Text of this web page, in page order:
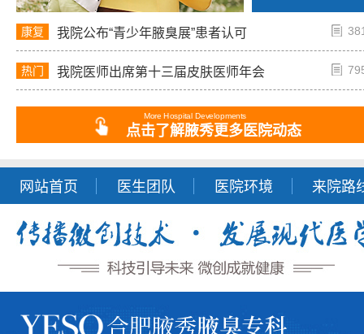
康复 我院公布“青少年腋臭展”患者认可
热门 我院医师出席第十三届皮肤医师年会
More Hospital Developments
点击了解腋秀更多医院动态
网站首页 医生团队 医院环境 来院路